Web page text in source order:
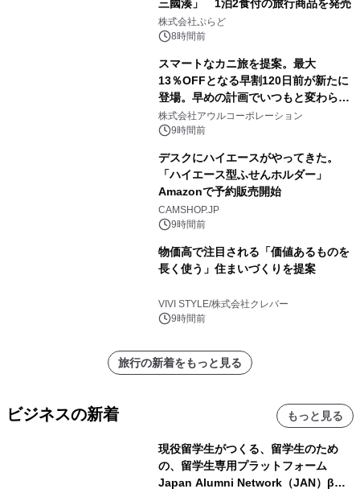
三國湊」 1泊2食付の旅行商品を発売
株式会社ぷらど
8時間前
スマートなカニ旅を提案。最大
13％OFFとなる早割120日前が新たに
登場。早めの計画でいつもと変わらぬ
大人の冬旅を。ー夕日ヶ浦温泉「佳松
苑 別邸ふうか」ー
株式会社アウルコーポレーション
9時間前
デスクにハイエースがやってきた。
「ハイエース型ふせんホルダー」
Amazonで予約販売開始
CAMSHOP.JP
9時間前
物価高で注目される「価値あるものを
長く使う」住まいづくりを提案
VIVI STYLE/株式会社クレバー
9時間前
旅行の新着をもっと見る
ビジネスの新着 もっと見る
現役留学生がつくる、留学生のため
の、留学生専用プラットフォーム
Japan Alumni Network（JAN）β版